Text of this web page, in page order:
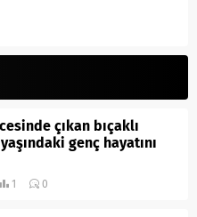
çıkan bıçaklı
genç hayatını
1 0